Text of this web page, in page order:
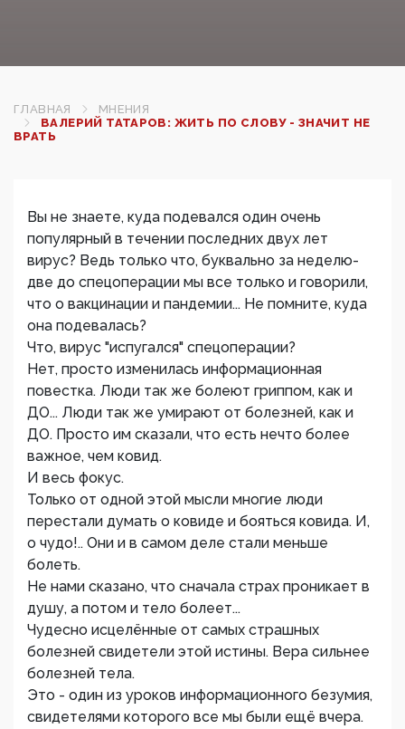
ГЛАВНАЯ
МНЕНИЯ
ВАЛЕРИЙ ТАТАРОВ: ЖИТЬ ПО СЛОВУ - ЗНАЧИТ НЕ
ВРАТЬ
Вы не знаете, куда подевался один очень
популярный в течении последних двух лет
вирус? Ведь только что, буквально за неделю-
две до спецоперации мы все только и говорили,
что о вакцинации и пандемии... Не помните, куда
она подевалась?
Что, вирус "испугался" спецоперации?
Нет, просто изменилась информационная
повестка. Люди так же болеют гриппом, как и
ДО... Люди так же умирают от болезней, как и
ДО. Просто им сказали, что есть нечто более
важное, чем ковид.
И весь фокус.
Только от одной этой мысли многие люди
перестали думать о ковиде и бояться ковида. И,
о чудо!.. Они и в самом деле стали меньше
болеть.
Не нами сказано, что сначала страх проникает в
душу, а потом и тело болеет...
Чудесно исцелённые от самых страшных
болезней свидетели этой истины. Вера сильнее
болезней тела.
Это - один из уроков информационного безумия,
свидетелями которого все мы были ещё вчера.